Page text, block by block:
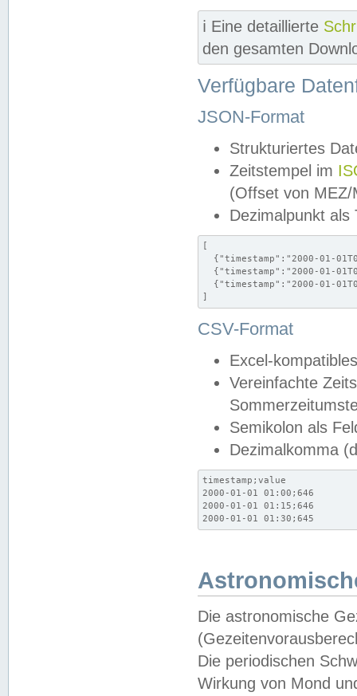
ℹ️ Eine detaillierte
den gesamten
Verfügbare
JSON-Format
Strukturiertes
Zeitstempel im
(Offset von MEZ/
Dezimalpunkt als
[
{"timestamp":"2000-01-
{"timestamp":"2000-01-
{"timestamp":"2000-01-
]
CSV-Format
Excel-
Vereinfachte
Semikolon als
Dezimalkomma
timestamp;value
2000-01-01 01:00;646
2000-01-01 01:15;646
2000-01-01 01:30;645
Die astronomische
Die periodischen
Wirkung von Mond